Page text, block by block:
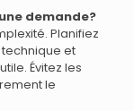
demande?
Planifiez
et
Évitez les
le